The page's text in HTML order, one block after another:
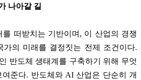
나아갈 길
떠받치는 기반이며, 이 산업의 경쟁
가의 미래를 결정짓는 전제 조건이다.
반도체 생태계를 구축하기 위해 무엇
준다. 반도체와 AI 산업은 단순히 개